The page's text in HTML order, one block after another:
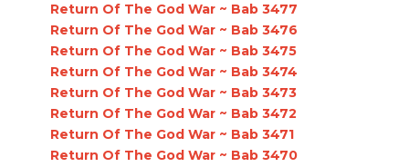
Return Of The God War ~ Bab 3477
Return Of The God War ~ Bab 3476
Return Of The God War ~ Bab 3475
Return Of The God War ~ Bab 3474
Return Of The God War ~ Bab 3473
Return Of The God War ~ Bab 3472
Return Of The God War ~ Bab 3471
Return Of The God War ~ Bab 3470